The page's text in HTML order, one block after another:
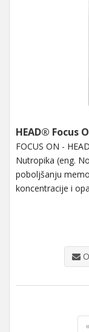
HEAD® Focus
FOCUS ON -
Nutropika (eng.
poboljšanju
koncentracije i